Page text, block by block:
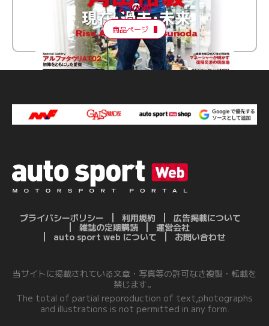
2,100円
商品ページ
プライバシーポリシー 利用規約
広告掲載について
雑誌の定期購読
運営会社
auto sport web について
お問い合わせ
当サイトに掲載されている文章・写真等の許可なき複製・転載を
禁じます。
The total of partial reporoduction of text,photographs
and illustrations is not permitted in any form.